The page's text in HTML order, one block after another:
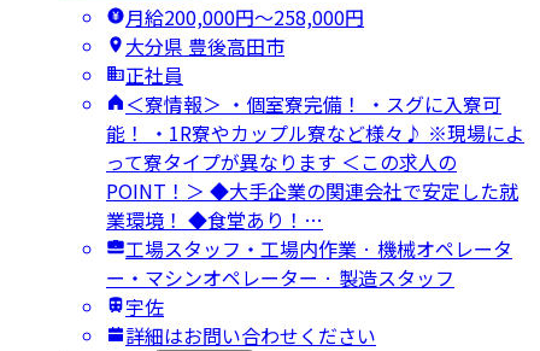
月給200,000円〜258,000円
大分県 豊後高田市
正社員
＜寮情報＞ ・個室寮完備！ ・スグに入寮可
能！ ・1R寮やカップル寮など様々♪ ※現場によ
って寮タイプが異なります ＜この求人の
POINT！＞ ◆大手企業の関連会社で安定した就
業環境！ ◆食堂あり！…
工場スタッフ・工場内作業 · 機械オペレータ
ー・マシンオペレーター · 製造スタッフ
宇佐
詳細はお問い合わせください